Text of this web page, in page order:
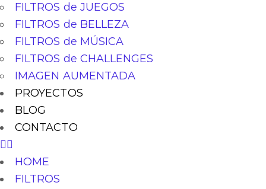
FILTROS de JUEGOS
FILTROS de BELLEZA
FILTROS de MÚSICA
FILTROS de CHALLENGES
IMAGEN AUMENTADA
PROYECTOS
BLOG
CONTACTO
HOME
FILTROS